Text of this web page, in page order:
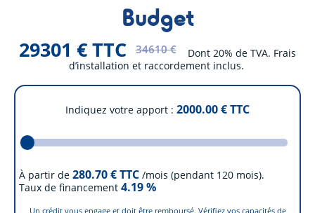
Budget
29301 € TTC 34610 €
Dont 20% de TVA. Frais
d’installation et raccordement inclus.
Indiquez votre apport 2000.00€ TTC
À partir de 280.70€ TTC /mois (pendant 120 mois).
Taux de financement 4.19%
Un crédit vous engage et doit être remboursé. Vérifiez vos capacités de